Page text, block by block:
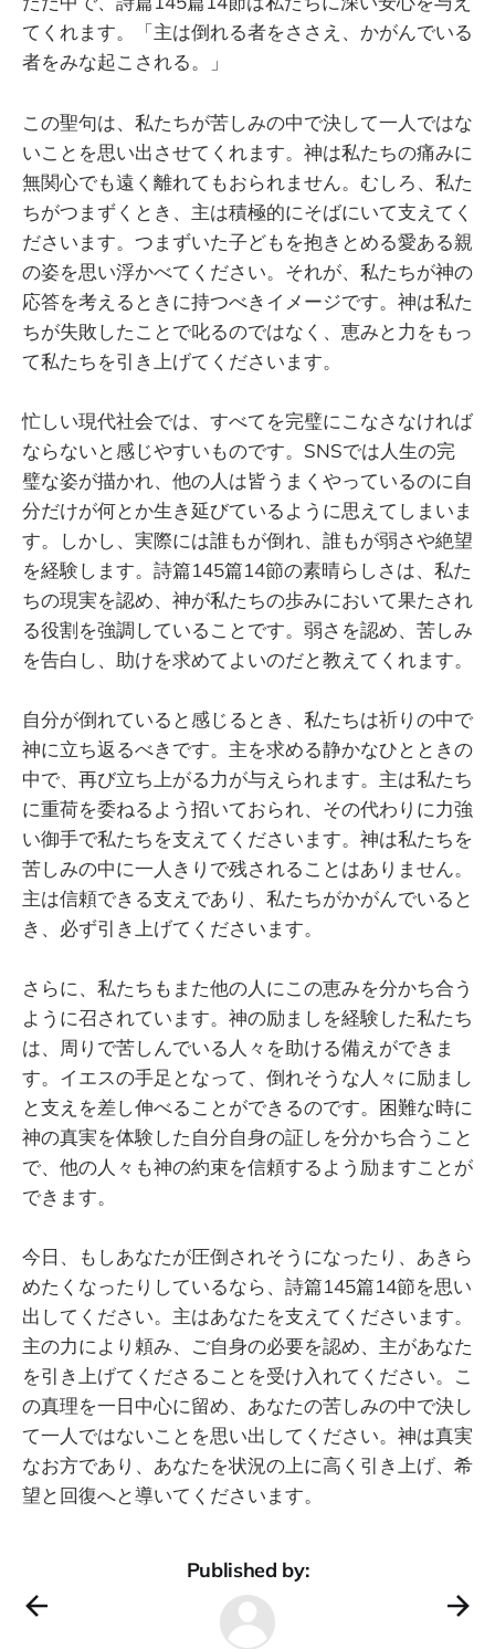
てくれます。「主は倒れる者をささえ、かがんでいる
者をみな起こされる。」
この聖句は、私たちが苦しみの中で決して一人ではな
いことを思い出させてくれます。神は私たちの痛みに
無関心でも遠く離れてもおられません。むしろ、私た
ちがつまずくとき、主は積極的にそばにいて支えてく
ださいます。つまずいた子どもを抱きとめる愛ある親
の姿を思い浮かべてください。それが、私たちが神の
応答を考えるときに持つべきイメージです。神は私た
ちが失敗したことで叱るのではなく、恵みと力をもっ
て私たちを引き上げてくださいます。
忙しい現代社会では、すべてを完璧にこなさなければ
ならないと感じやすいものです。SNSでは人生の完
璧な姿が描かれ、他の人は皆うまくやっているのに自
分だけが何とか生き延びているように思えてしまいま
す。しかし、実際には誰もが倒れ、誰もが弱さや絶望
を経験します。詩篇145篇14節の素晴らしさは、私た
ちの現実を認め、神が私たちの歩みにおいて果たされ
る役割を強調していることです。弱さを認め、苦しみ
を告白し、助けを求めてよいのだと教えてくれます。
自分が倒れていると感じるとき、私たちは祈りの中で
神に立ち返るべきです。主を求める静かなひとときの
中で、再び立ち上がる力が与えられます。主は私たち
に重荷を委ねるよう招いておられ、その代わりに力強
い御手で私たちを支えてくださいます。神は私たちを
苦しみの中に一人きりで残されることはありません。
主は信頼できる支えであり、私たちがかがんでいると
き、必ず引き上げてくださいます。
さらに、私たちもまた他の人にこの恵みを分かち合う
ように召されています。神の励ましを経験した私たち
は、周りで苦しんでいる人々を助ける備えができま
す。イエスの手足となって、倒れそうな人々に励まし
と支えを差し伸べることができるのです。困難な時に
神の真実を体験した自分自身の証しを分かち合うこと
で、他の人々も神の約束を信頼するよう励ますことが
できます。
今日、もしあなたが圧倒されそうになったり、あきら
めたくなったりしているなら、詩篇145篇14節を思い
出してください。主はあなたを支えてくださいます。
主の力により頼み、ご自身の必要を認め、主があなた
を引き上げてくださることを受け入れてください。こ
の真理を一日中心に留め、あなたの苦しみの中で決し
て一人ではないことを思い出してください。神は真実
なお方であり、あなたを状況の上に高く引き上げ、希
望と回復へと導いてくださいます。
Published by: